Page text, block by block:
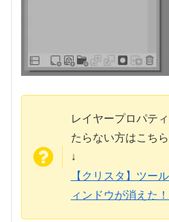
レイヤープロパテ
たらない方はこち
↓
【クリスタ】ツー
ィンドウが消えた